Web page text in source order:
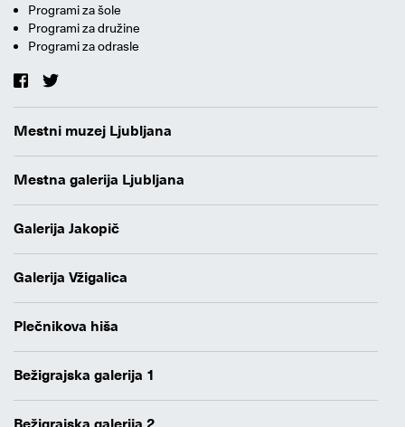
Programi za šole
Programi za družine
Programi za odrasle
Mestni muzej Ljubljana
Mestna galerija Ljubljana
Galerija Jakopič
Galerija Vžigalica
Plečnikova hiša
Bežigrajska galerija 1